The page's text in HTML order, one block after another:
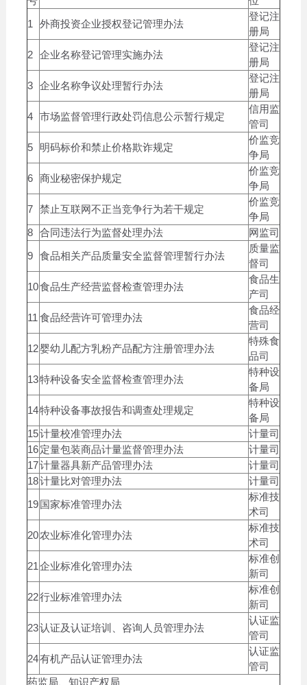
1
外商投资企业授权登记管理办法
登记注
册局
2 企业名称登记管理实施办法
登记注
册局
3 企业名称争议处理暂行办法
登记注
册局
4 市场监督管理行政处罚信息公示暂行规定
信用监
管司
5
明码标价和禁止价格欺诈规定
价监竞
争局
6 商业秘密保护规定
价监竞
争局
7 禁止互联网不正当竞争行为若干规定
价监竞
争局
8 合同违法行为监督处理办法
网监司
9 食品相关产品质量安全监督管理暂行办法
质量监
督司
10食品生产经营监督检查管理办法
食品生
产司
11 食品经营许可管理办法
食品经
营司
12婴幼儿配方乳粉产品配方注册管理办法
特殊食
品司
13特种设备安全监督检查管理办法
特种设
备局
14特种设备事故报告和调查处理规定
特种设
备局
15计量校准管理办法
计量司
16定量包装商品计量监督管理办法
计量司
17计量器具新产品管理办法
计量司
18计量比对管理办法
计量司
19国家标准管理办法
标准技
术司
20农业标准化管理办法
标准技
术司
21 企业标准化管理办法
标准创
新司
22行业标准管理办法
标准创
新司
23认证及认证培训、咨询人员管理办法
认证监
管司
24有机产品认证管理办法
认证监
管司
药监局、知识产权局